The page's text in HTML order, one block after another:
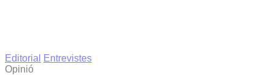
Editorial
Entrevistes
Opinió